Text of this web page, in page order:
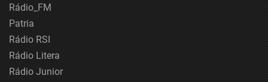
Rádio_FM
Patria
Rádio RSI
Rádio Litera
Rádio Junior